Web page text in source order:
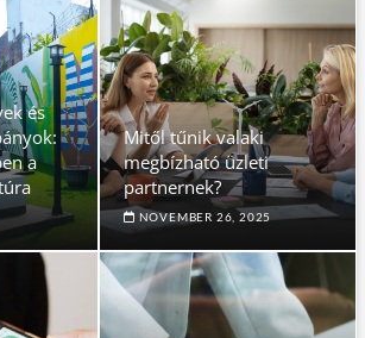
és
a
Mitől tűnik valaki
megbízható üzleti
partnernek?
NOVEMBER 26, 2025